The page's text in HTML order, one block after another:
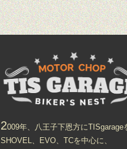
2009年、八王子下恩方にTISgarage
SHOVEL、EVO、TCを中心に、